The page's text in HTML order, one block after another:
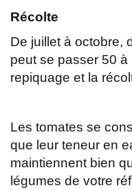
Récolte
De juillet à octobre,
peut se passer 50
repiquage et la
Les tomates se
que leur teneur en
maintiennent bien
légumes de votre